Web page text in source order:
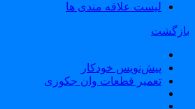
لیست علاقه مندی ها
پیش‌نویس خودکار
تعمیر قطعات وان جکوزی